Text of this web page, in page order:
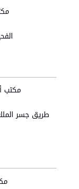
مكتب
طريق جسر